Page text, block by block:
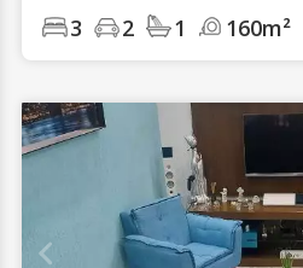
3 2 1 160m²